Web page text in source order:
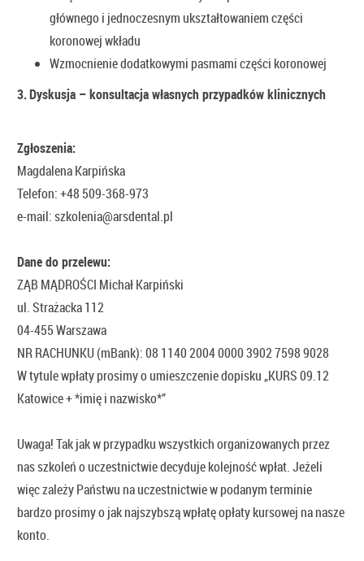
głównego i jednoczesnym ukształtowaniem części
koronowej wkładu
Wzmocnienie dodatkowymi pasmami części koronowej
3.Dyskusja – konsultacja własnych przypadków klinicznych
Zgłoszenia:
Magdalena Karpińska
Telefon: +48 509-368-973
e-mail: szkolenia@arsdental.pl
Dane do przelewu:
ZĄB MĄDROŚCI Michał Karpiński
ul. Strażacka 112
04-455 Warszawa
NR RACHUNKU (mBank): 08 1140 2004 0000 3902 7598 9028
W tytule wpłaty prosimy o umieszczenie dopisku „KURS 09.12
Katowice + *imię i nazwisko*”
Uwaga! Tak jak w przypadku wszystkich organizowanych przez
nas szkoleń o uczestnictwie decyduje kolejność wpłat. Jeżeli
więc zależy Państwu na uczestnictwie w podanym terminie
bardzo prosimy o jak najszybszą wpłatę opłaty kursowej na nasze
konto.